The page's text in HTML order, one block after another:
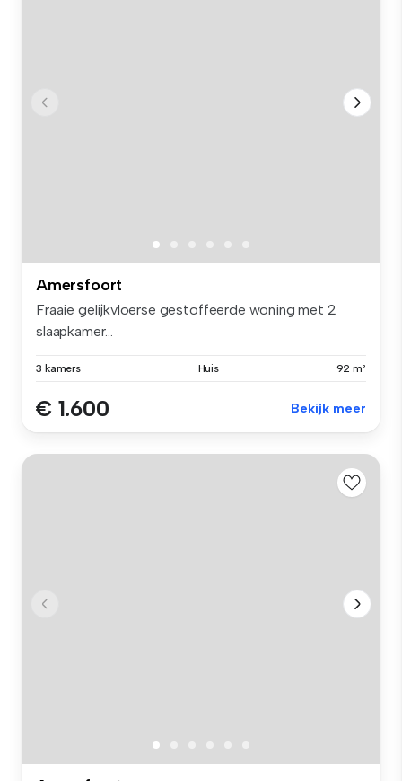
Amersfoort
Fraaie gelijkvloerse gestoffeerde woning met 2
slaapkamer...
3 kamers Huis 92 m²
€ 1.600 Bekijk meer